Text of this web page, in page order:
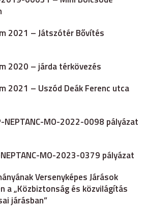
2021 – Játszótér Bővítés
2020 – járda térkövezés
2021 – Uszód Deák Ferenc utca
NEPTANC-MO-2022-0098 pályázat
NEPTANC-MO-2023-0379 pályázat
Versenyképes Járások
a „Közbiztonság és közvilágítás
járásban”